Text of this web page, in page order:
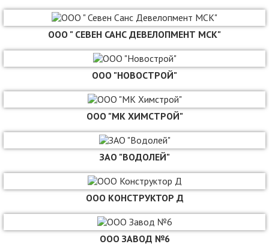
ООО " СЕВЕН САНС ДЕВЕЛОПМЕНТ МСК"
ООО "НОВОСТРОЙ"
ООО "МК ХИМСТРОЙ"
ЗАО "ВОДОЛЕЙ"
ООО КОНСТРУКТОР Д
ООО ЗАВОД №6